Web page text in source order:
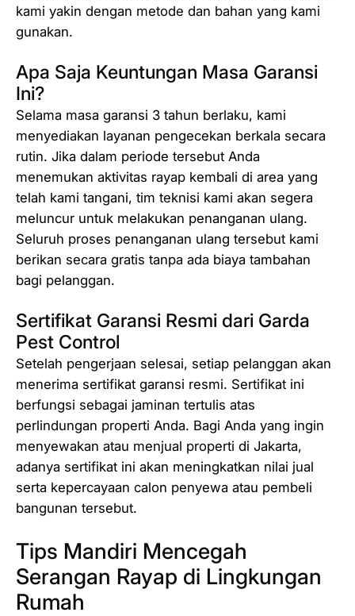
kami yakin dengan metode dan bahan yang kami
gunakan.
Apa Saja Keuntungan Masa Garansi
Ini?
Selama masa garansi 3 tahun berlaku, kami
menyediakan layanan pengecekan berkala secara
rutin. Jika dalam periode tersebut Anda
menemukan aktivitas rayap kembali di area yang
telah kami tangani, tim teknisi kami akan segera
meluncur untuk melakukan penanganan ulang.
Seluruh proses penanganan ulang tersebut kami
berikan secara gratis tanpa ada biaya tambahan
bagi pelanggan.
Sertifikat Garansi Resmi dari Garda
Pest Control
Setelah pengerjaan selesai, setiap pelanggan akan
menerima sertifikat garansi resmi. Sertifikat ini
berfungsi sebagai jaminan tertulis atas
perlindungan properti Anda. Bagi Anda yang ingin
menyewakan atau menjual properti di Jakarta,
adanya sertifikat ini akan meningkatkan nilai jual
serta kepercayaan calon penyewa atau pembeli
bangunan tersebut.
Tips Mandiri Mencegah
Serangan Rayap di Lingkungan
Rumah